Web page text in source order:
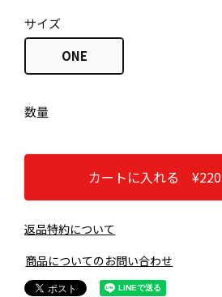
サイズ
ONE
数量
カートに入れる ¥220
返品特約について
商品についてのお問い合わせ